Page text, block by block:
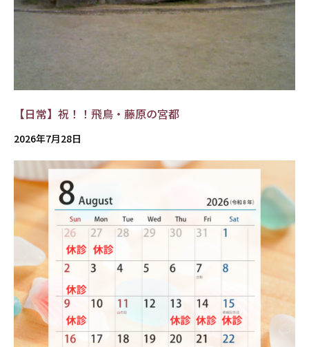
【日常】祝！！飛鳥・藤原の宮都
2026年7月28日